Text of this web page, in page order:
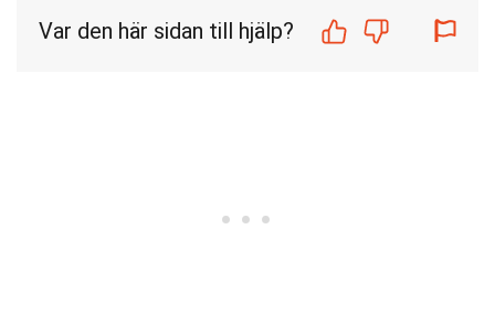
Var den här sidan till hjälp?